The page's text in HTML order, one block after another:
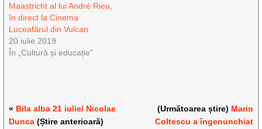
Maastricht al lui André Rieu,
în direct la Cinema
Luceafărul din Vulcan
20 iulie 2019
În „Cultură și educație”
« Bila alba 21 iulie/ Nicolae
Dunca (Știre anterioară)
(Următoarea știre) Marin
Coltescu a îngenunchiat